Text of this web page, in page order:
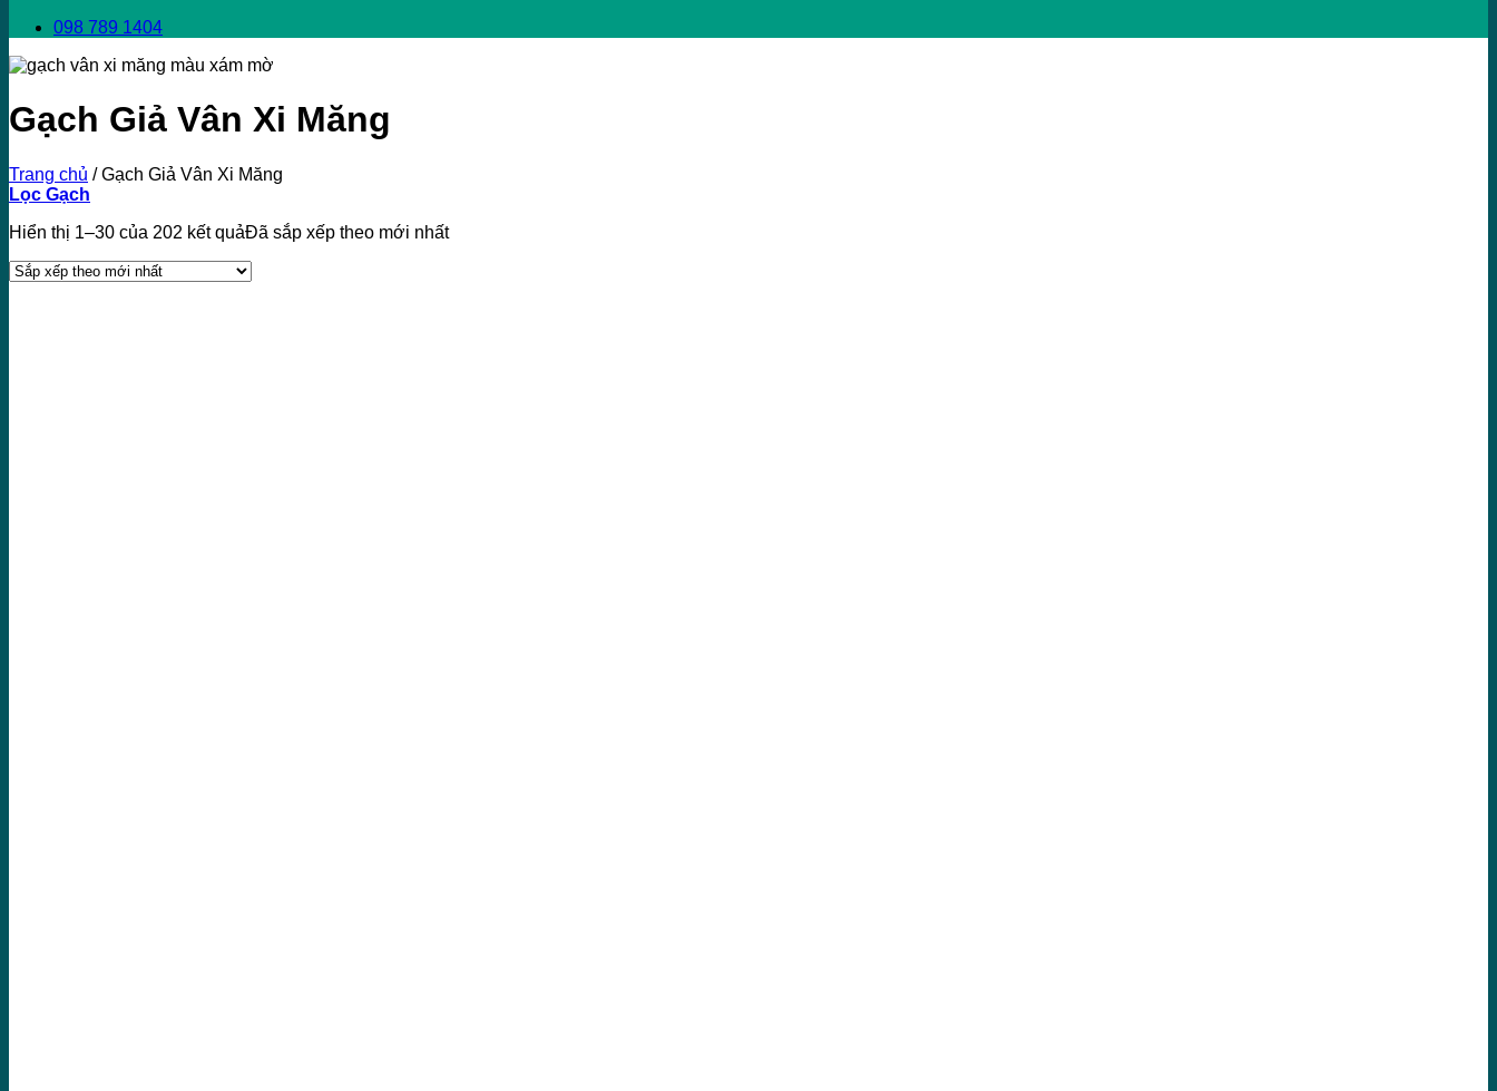
098 789 1404
Gạch Giả Vân Xi Măng
Trang chủ /Gạch Giả Vân Xi Măng
Lọc Gạch
Hiển thị 1–30 của 202 kết quảĐã sắp xếp theo mới nhất